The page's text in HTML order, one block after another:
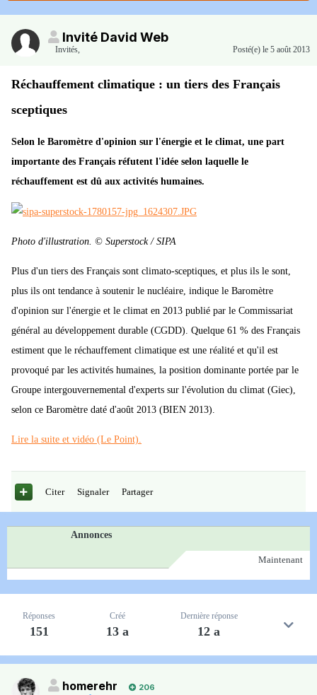
Invité David Web
Invités, Posté(e) le 5 août 2013
Réchauffement climatique : un tiers des Français
sceptiques
Selon le Baromètre d'opinion sur l'énergie et le climat, une part
importante des Français réfutent l'idée selon laquelle le
réchauffement est dû aux activités humaines.
Photo d'illustration. © Superstock / SIPA
Plus d'un tiers des Français sont climato-sceptiques, et plus ils le sont,
plus ils ont tendance à soutenir le nucléaire, indique le Baromètre
d'opinion sur l'énergie et le climat en 2013 publié par le Commissariat
général au développement durable (CGDD). Quelque 61 % des Français
estiment que le réchauffement climatique est une réalité et qu'il est
provoqué par les activités humaines, la position dominante portée par le
Groupe intergouvernemental d'experts sur l'évolution du climat (Giec),
selon ce Baromètre daté d'août 2013 (BIEN 2013).
Lire la suite et vidéo (Le Point).
Citer Signaler Partager
Annonces
Maintenant
Réponses
151
Créé
13 a
Dernière réponse
12 a
homerehr
206